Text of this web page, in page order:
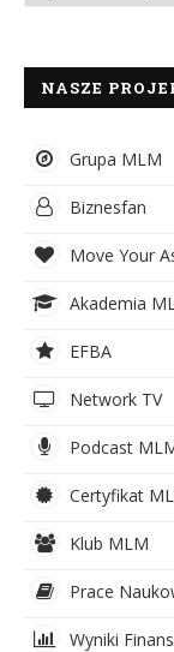
NASZE
Grupa MLM
Biznesfan
Move Your
Akademia
EFBA
Network TV
Podcast
Certyfikat
Klub MLM
Prace
Wyniki